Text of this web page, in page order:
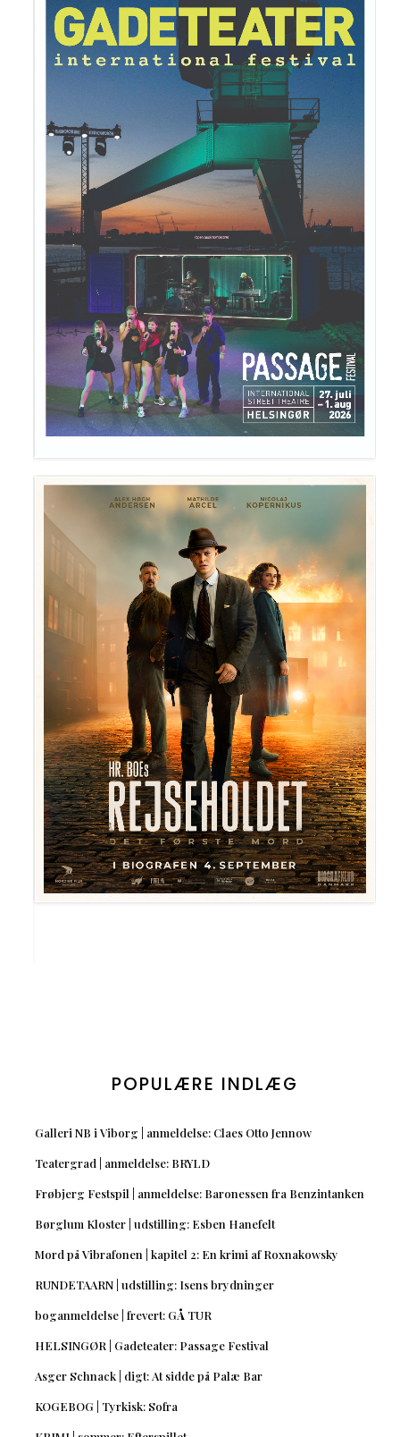
POPULÆRE INDLÆG
Galleri NB i Viborg | anmeldelse: Claes Otto Jennow
Teatergrad | anmeldelse: BRYLD
Frøbjerg Festspil | anmeldelse: Baronessen fra Benzintanken
Børglum Kloster | udstilling: Esben Hanefelt
Mord på Vibrafonen | kapitel 2: En krimi af Roxnakowsky
RUNDETAARN | udstilling: Isens brydninger
boganmeldelse | frevert: GÅ TUR
HELSINGØR | Gadeteater: Passage Festival
Asger Schnack | digt: At sidde på Palæ Bar
KOGEBOG | Tyrkisk: Sofra